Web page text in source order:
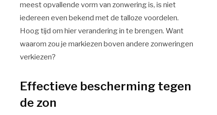
meest opvallende vorm van zonwering is, is niet
iedereen even bekend met de talloze voordelen.
Hoog tijd om hier verandering in te brengen. Want
waarom zou je markiezen boven andere zonweringen
verkiezen?
Effectieve bescherming tegen
de zon